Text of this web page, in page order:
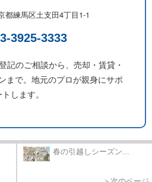
都練馬区土支田4丁目1-1
3925-3333
記のご相談から、売却・賃貸・
まで。地元のプロが親身にサポ
トします。
春の引越しシーズン...